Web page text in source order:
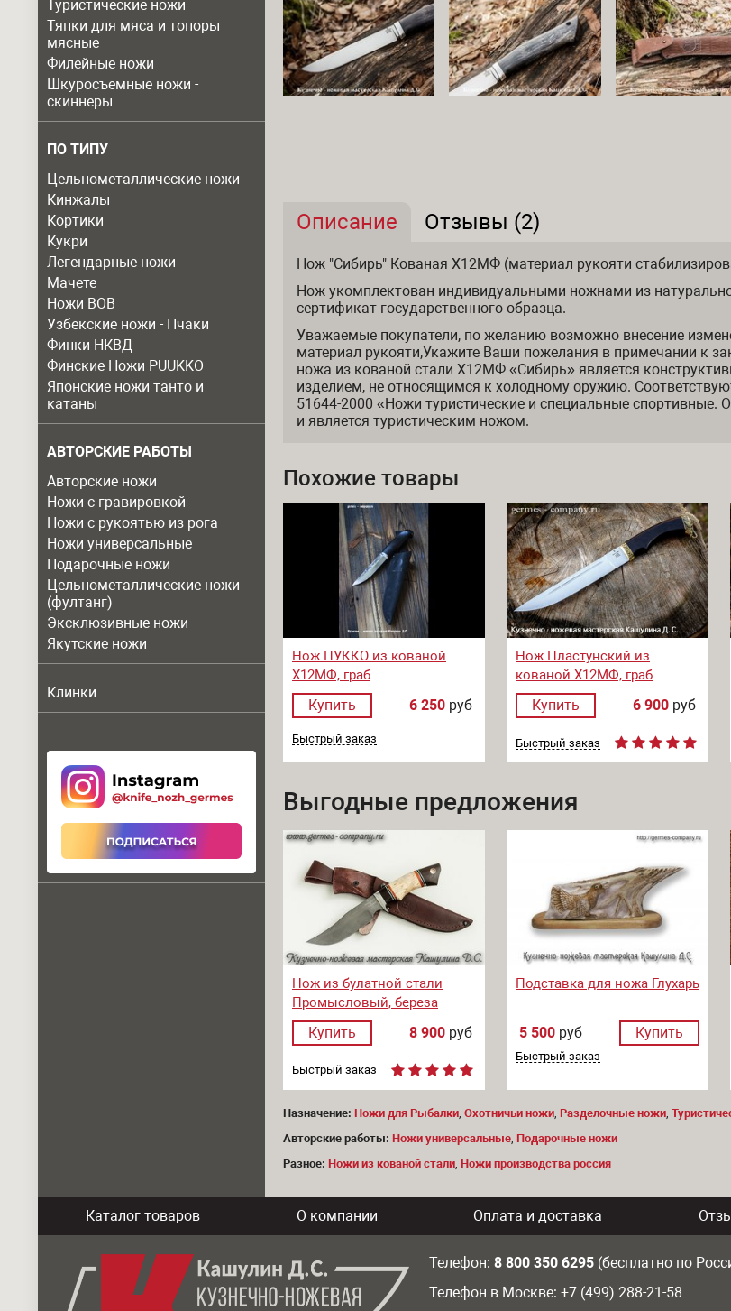
Туристические ножи
Тяпки для мяса и топоры
мясные
Филейные ножи
Шкуросъемные ножи -
скиннеры
ПО ТИПУ
Цельнометаллические ножи
Кинжалы
Кортики
Кукри
Легендарные ножи
Мачете
Ножи ВОВ
Узбекские ножи - Пчаки
Финки НКВД
Финские Ножи PUUKKO
Японские ножи танто и
катаны
АВТОРСКИЕ РАБОТЫ
Авторские ножи
Ножи с гравировкой
Ножи с рукоятью из рога
Ножи универсальные
Подарочные ножи
Цельнометаллические ножи
(фултанг)
Эксклюзивные ножи
Якутские ножи
Клинки
Описание и отзывы
Описание (активная вкладка)
Отзывы (2)
Нож "Сибирь" Кованая Х12МФ (материал рукояти
Нож укомплектован индивидуальными ножнами из
сертификат государственного образца.
Уважаемые покупатели, по желанию возможно внесение
материал рукояти,Укажите Ваши пожелания в примечании к
ножа из кованой стали Х12МФ «Сибирь» является
изделием, не относящимся к холодному оружию.
51644-2000 «Ножи туристические и специальные спортивные.
и является туристическим ножом.
Похожие товары
Нож ПУККО из кованой
Х12МФ, граб
Купить 6 250 руб
Быстрый заказ
Нож Пластунский из
кованой Х12МФ, граб
Купить 6 900 руб
Быстрый заказ
Выгодные предложения
Нож из булатной стали
Промысловый, береза
Купить 8 900 руб
Быстрый заказ
Подставка для ножа Глухарь
5 500 руб Купить
Быстрый заказ
Назначение: Ножи для Рыбалки Охотничьи ножи Разделочные ножи
Авторские работы: Ножи универсальные Подарочные ножи
Разное: Ножи из кованой стали Ножи производства россия
Каталог товаров О компании Оплата и доставка
Телефон: 8 800 350 6295(бесплатно по
Телефон в Москве: +7 (499) 288-21-58